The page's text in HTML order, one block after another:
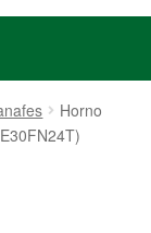
Horno